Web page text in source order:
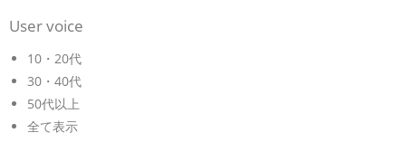
User voice
10・20代
30・40代
50代以上
全て表示